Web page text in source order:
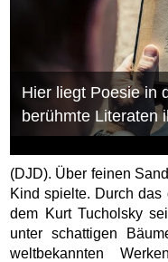
Hier liegt Poesie in
berühmte Literaten
(DJD). Über feinen
Kind spielte. Durch
dem Kurt Tucholsky
unter schattigen
weltbekannten